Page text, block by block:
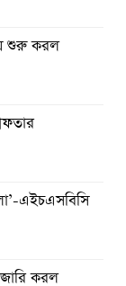
শুরু করল
এইচএসবিসি
করল